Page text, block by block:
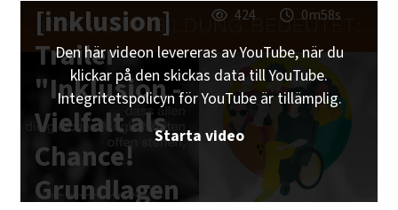
[inklusion]
Trailer
"Inklusion -
Vielfalt als
Chance!
Grundlagen
424 0m58s
Den här videon levereras av YouTube, när du
klickar på den skickas data till YouTube.
Integritetspolicyn för YouTube är tillämplig.
Starta video